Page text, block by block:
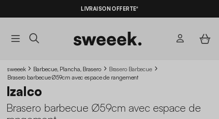
BONS PLANS* AVEC LECODE SUMMER10
LIVRAISON OFFERTE*
sweeek Barbecue, Plancha, Brasero
Brasero Barbecue
Brasero barbecue Ø59cm avec espace de rangement
Izalco
Brasero barbecue Ø59cm avec espace de